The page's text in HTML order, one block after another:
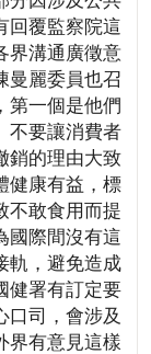
回覆監察院這
界溝通廣徵意
曼麗委員也召
第一個是他們
不要讓消費者
銷的理由大致
健康有益，標
不敢食用而提
國際間沒有這
軌，避免造成
健署有訂定要
口司，會涉及
界有意見這樣